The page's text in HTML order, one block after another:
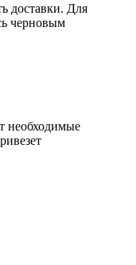
доставки. Для
черновым
необходимые